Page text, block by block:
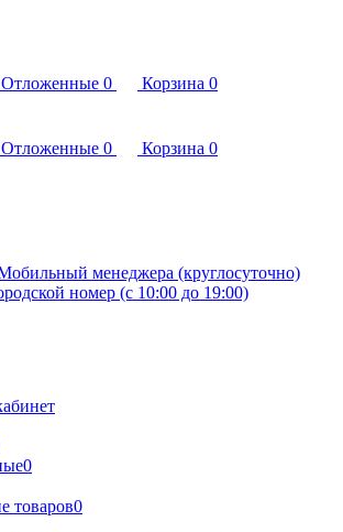
Отложенные 0 Корзина 0
Отложенные 0 Корзина 0
менеджера (круглосуточно)
номер (с 10:00 до 19:00)
0
товаров0